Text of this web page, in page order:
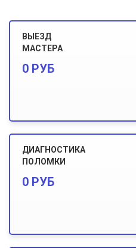
ВЫЕЗД
МАСТЕРА
0 РУБ
ДИАГНОСТИКА
ПОЛОМКИ
0 РУБ